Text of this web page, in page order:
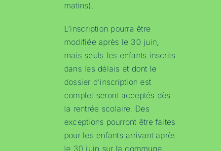
matins).
L’inscription pourra être
modifiée après le 30 juin,
mais seuls les enfants inscrits
dans les délais et dont le
dossier d’inscription est
complet seront acceptés dès
la rentrée scolaire. Des
exceptions pourront être faites
pour les enfants arrivant après
le 30 juin sur la commune.